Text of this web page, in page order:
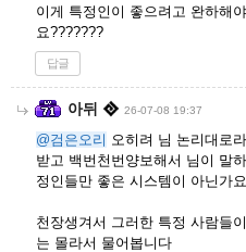
이게 특정인이 좋으려고 완하해
요???????
답글
아뒤 26-07-08 19:37
@검은오리 오히려 님 논리대로
받고 백번천번양보해서 님이 말
정인들만 좋은 시스템이 아닌가
천장생겨서 그러한 특정 사람들
는 몰라서 물어봅니다